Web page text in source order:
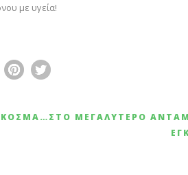
με υγεία!
ΜΕΓΑΛΎΤΕΡΟ